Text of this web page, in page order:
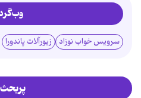
سرویس خواب نوزاد زیورآلات پاندورا